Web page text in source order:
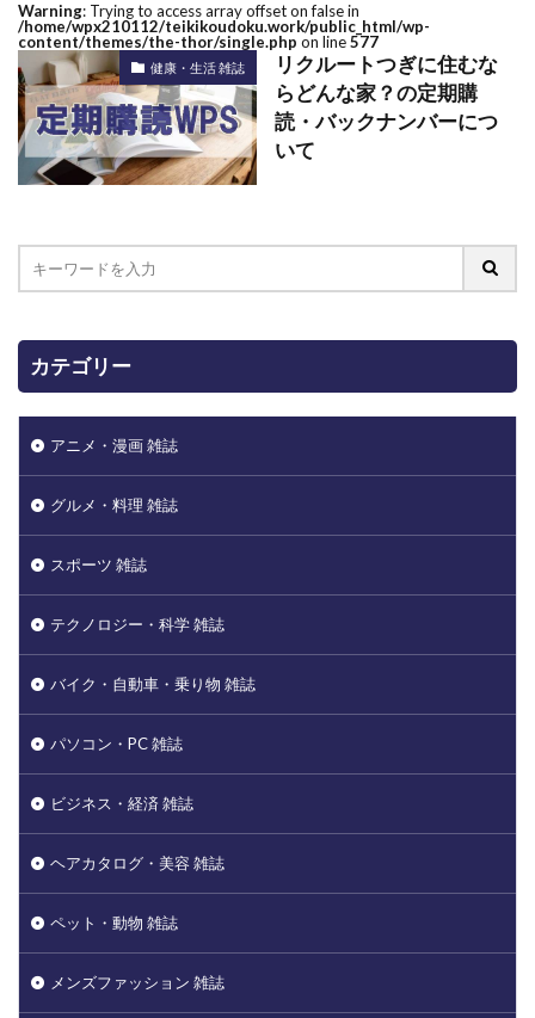
Warning: Trying to access array offset on false in
/home/wpx210112/teikikoudoku.work/public_html/wp-
content/themes/the-thor/single.php on line577
健康・生活 雑誌
リクルートつぎに住むな
らどんな家？の定期購
読・バックナンバーにつ
いて
カテゴリー
アニメ・漫画 雑誌
グルメ・料理 雑誌
スポーツ 雑誌
テクノロジー・科学 雑誌
バイク・自動車・乗り物 雑誌
パソコン・PC 雑誌
ビジネス・経済 雑誌
ヘアカタログ・美容 雑誌
ペット・動物 雑誌
メンズファッション 雑誌